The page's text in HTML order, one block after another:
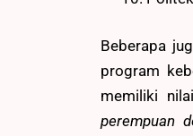
Beberapa
program
memiliki
perempuan